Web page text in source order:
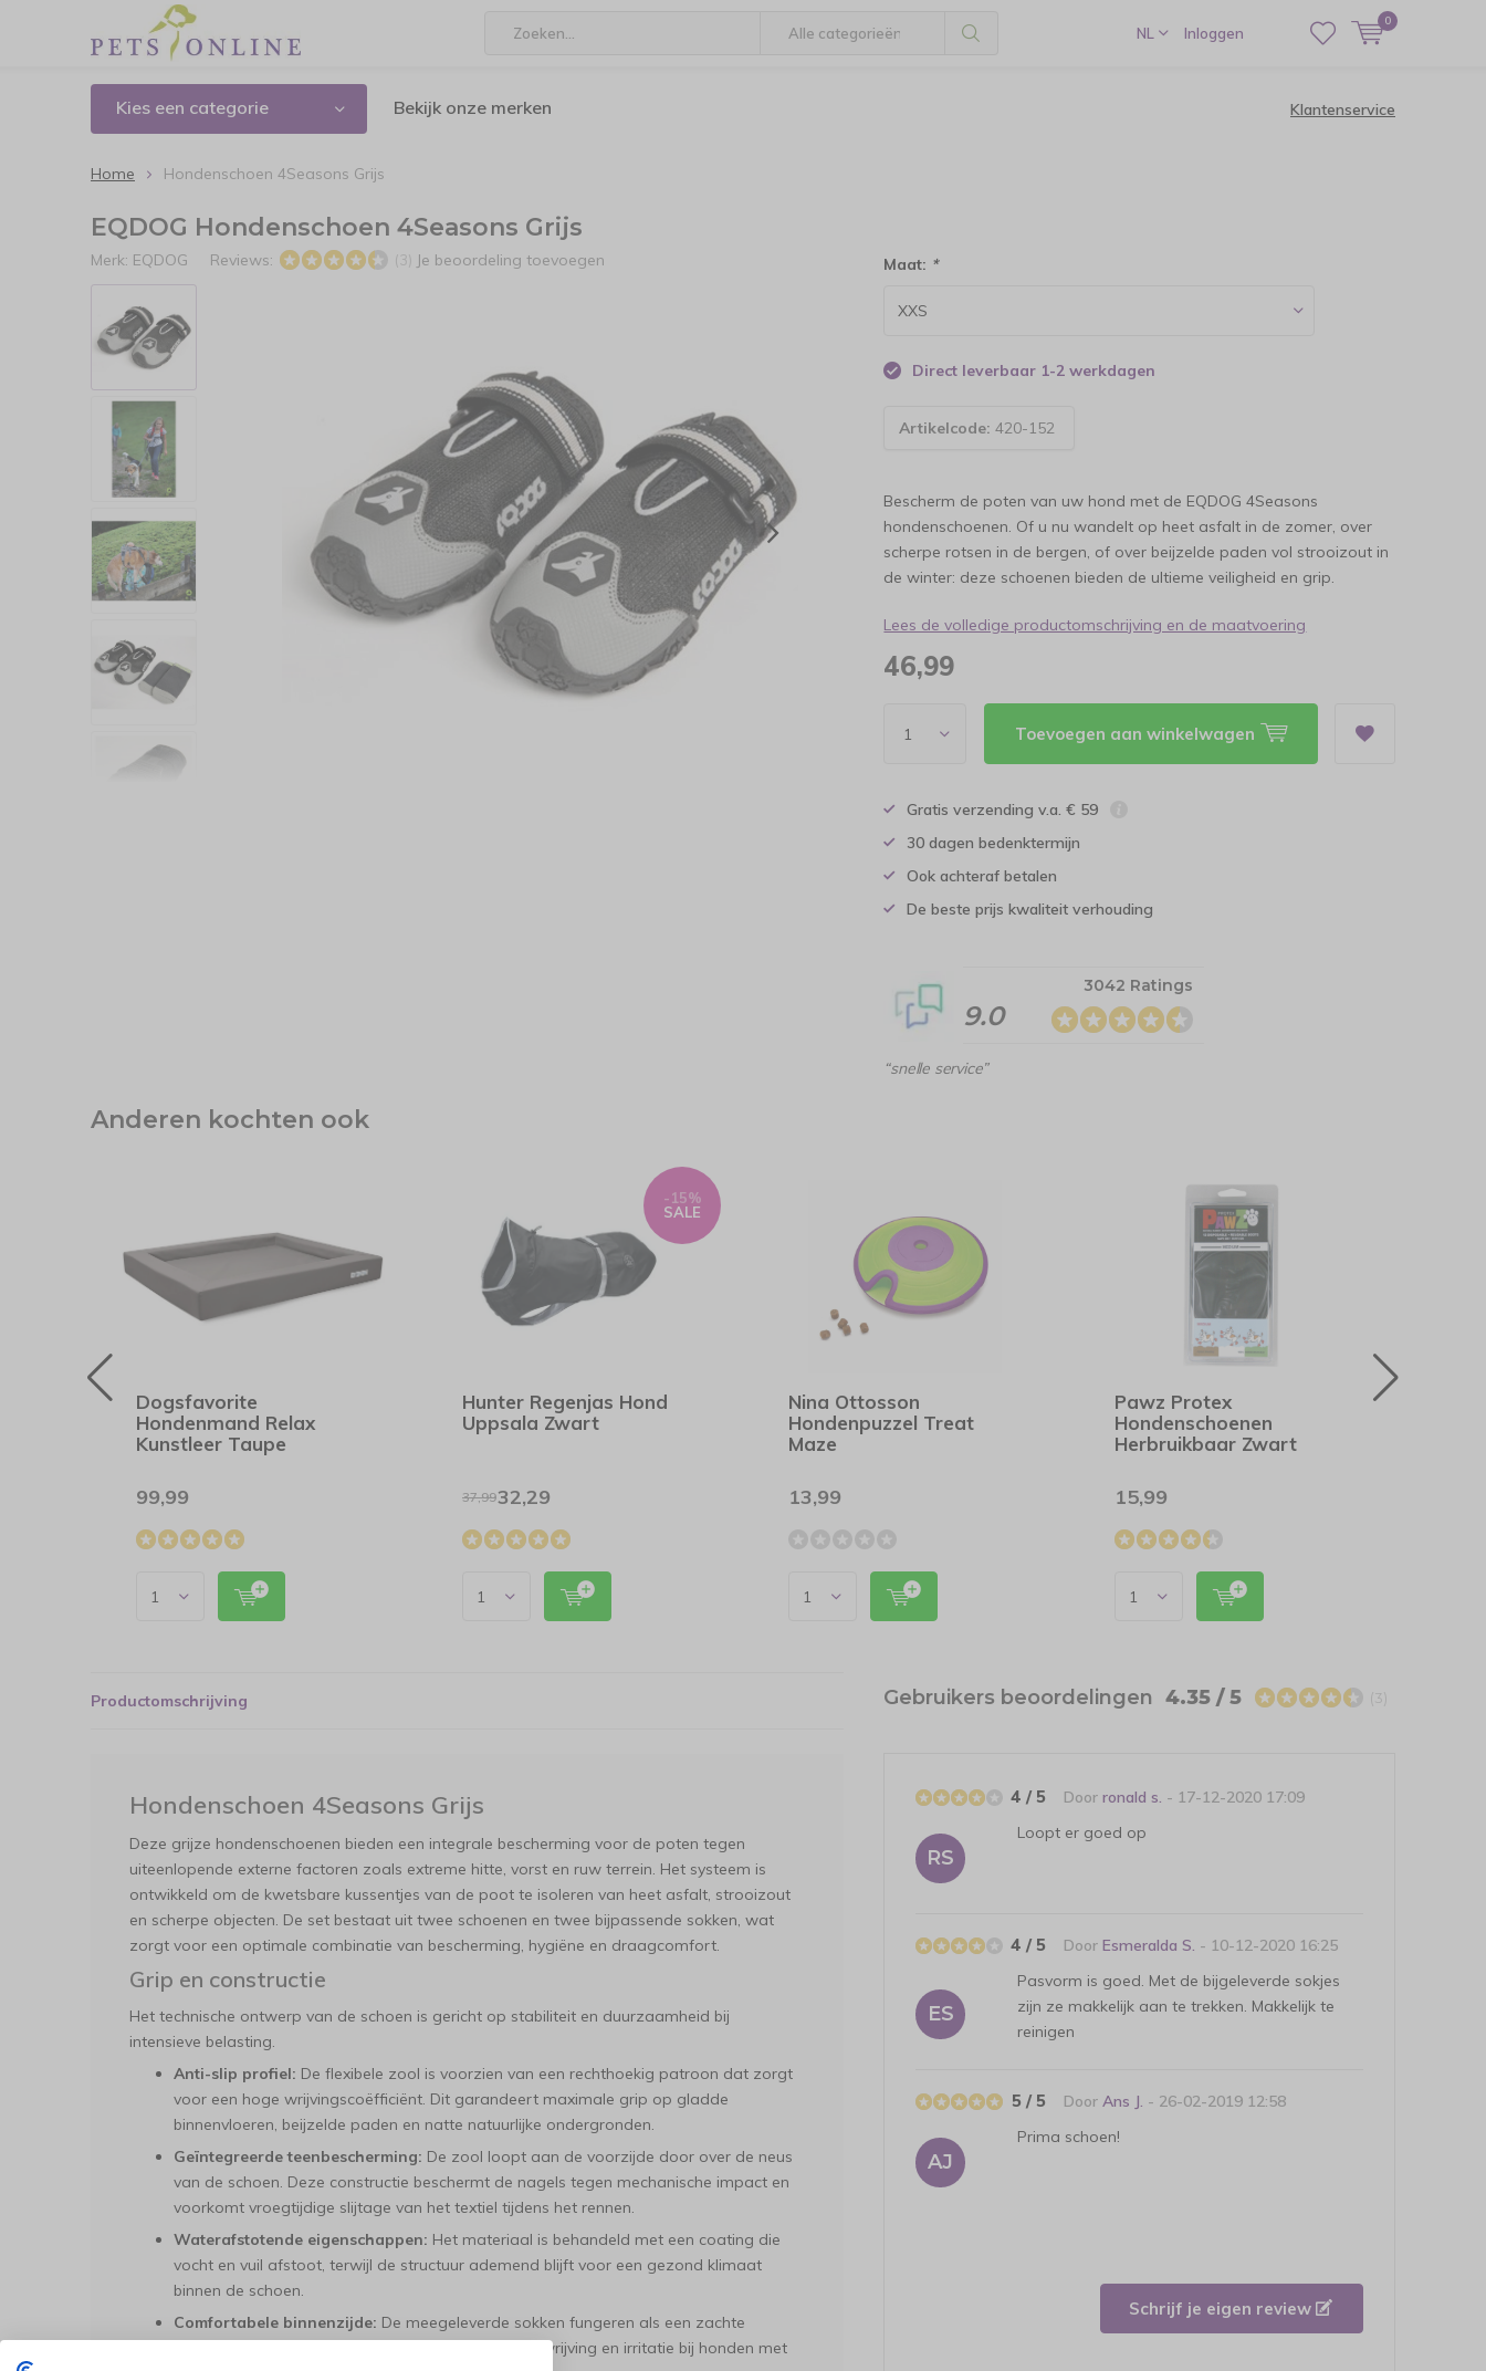
NL Inloggen
0
Kies een categorie Bekijk onze merken Klantenservice
Home Hondenschoen 4Seasons Grijs
EQDOG Hondenschoen 4Seasons Grijs
Merk: EQDOG Reviews: (3) Je beoordeling toevoegen Maat: *
Direct leverbaar 1-2 werkdagen
Artikelcode: 420-­152
Bescherm de poten van uw hond met de EQDOG 4Seasons
hondenschoenen. Of u nu wandelt op heet asfalt in de zomer, over
scherpe rotsen in de bergen, of over beijzelde paden vol strooizout in
de winter: deze schoenen bieden de ultieme veiligheid en grip.
Lees de volledige productomschrijving en de maatvoering
46,99
Toevoegen aan winkelwagen
Gratis verzending v.a. € 59
30 dagen bedenktermijn
Ook achteraf betalen
De beste prijs kwaliteit verhouding
9.0
3042 Ratings
“snelle service”
Anderen kochten ook
Dogsfavorite
Hondenmand Relax
Kunstleer Taupe
99,99
Hunter Regenjas Hond
Uppsala Zwart
-15%
SALE
37,9932,29
Nina Ottosson
Hondenpuzzel Treat
Maze
13,99
Pawz Protex
Hondenschoenen
Herbruikbaar Zwart
15,99
Productomschrijving
Hondenschoen 4Seasons Grijs
Deze grijze hondenschoenen bieden een integrale bescherming voor de poten tegen
uiteenlopende externe factoren zoals extreme hitte, vorst en ruw terrein. Het systeem is
ontwikkeld om de kwetsbare kussentjes van de poot te isoleren van heet asfalt, strooizout
en scherpe objecten. De set bestaat uit twee schoenen en twee bijpassende sokken, wat
zorgt voor een optimale combinatie van bescherming, hygiëne en draagcomfort.
Grip en constructie
Het technische ontwerp van de schoen is gericht op stabiliteit en duurzaamheid bij
intensieve belasting.
Anti-slip profiel: De flexibele zool is voorzien van een rechthoekig patroon dat zorgt
voor een hoge wrijvingscoëfficiënt. Dit garandeert maximale grip op gladde
binnenvloeren, beijzelde paden en natte natuurlijke ondergronden.
Geïntegreerde teenbescherming: De zool loopt aan de voorzijde door over de neus
van de schoen. Deze constructie beschermt de nagels tegen mechanische impact en
voorkomt vroegtijdige slijtage van het textiel tijdens het rennen.
Waterafstotende eigenschappen: Het materiaal is behandeld met een coating die
vocht en vuil afstoot, terwijl de structuur ademend blijft voor een gezond klimaat
binnen de schoen.
Comfortabele binnenzijde: De meegeleverde sokken fungeren als een zachte
interface tussen de poot en de schoen, waardoor wrijving en irritatie bij honden met
Gebruikers beoordelingen 4.35 / 5 (3)
RS
Doorronald s. - 17-12-2020 17:09
4 / 5
Loopt er goed op
ES
DoorEsmeralda S. - 10-12-2020 16:25
4 / 5
Pasvorm is goed. Met de bijgeleverde sokjes
zijn ze makkelijk aan te trekken. Makkelijk te
reinigen
AJ
DoorAns J. - 26-02-2019 12:58
5 / 5
Prima schoen!
Schrijf je eigen review